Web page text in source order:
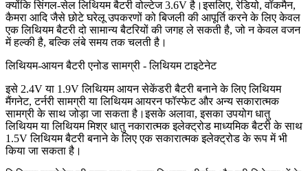
क्योंकि सिंगल-सेल लिथियम बैटरी वोल्टेज 3.6V है।इसलिए, रेडियो, वॉकमैन,
कैमरा आदि जैसे छोटे घरेलू उपकरणों को बिजली की आपूर्ति करने के लिए केवल
एक लिथियम बैटरी दो सामान्य बैटरियों की जगह ले सकती है, जो न केवल वजन
में हल्की है, बल्कि लंबे समय तक चलती है।
लिथियम-आयन बैटरी एनोड सामग्री - लिथियम टाइटेनेट
इसे 2.4V या 1.9V लिथियम आयन सेकेंडरी बैटरी बनाने के लिए लिथियम
मैंगनेट, टर्नरी सामग्री या लिथियम आयरन फॉस्फेट और अन्य सकारात्मक
सामग्री के साथ जोड़ा जा सकता है।इसके अलावा, इसका उपयोग धातु
लिथियम या लिथियम मिश्र धातु नकारात्मक इलेक्ट्रोड माध्यमिक बैटरी के साथ
1.5V लिथियम बैटरी बनाने के लिए एक सकारात्मक इलेक्ट्रोड के रूप में भी
किया जा सकता है।